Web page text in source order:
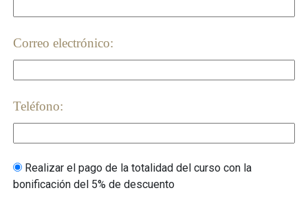
Correo electrónico:
Teléfono:
Realizar el pago de la totalidad del curso con la
bonificación del 5% de descuento